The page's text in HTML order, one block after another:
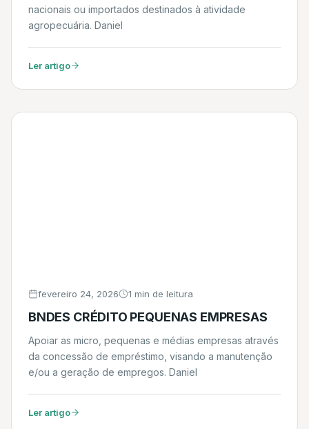
nacionais ou importados destinados à atividade
agropecuária. Daniel
Ler artigo
fevereiro 24, 2026 1 min de leitura
BNDES CRÉDITO PEQUENAS EMPRESAS
Apoiar as micro, pequenas e médias empresas através
da concessão de empréstimo, visando a manutenção
e/ou a geração de empregos. Daniel
Ler artigo